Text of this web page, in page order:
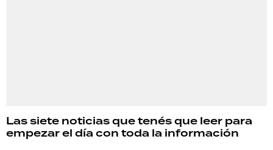
Las siete noticias que tenés que leer para
empezar el día con toda la información